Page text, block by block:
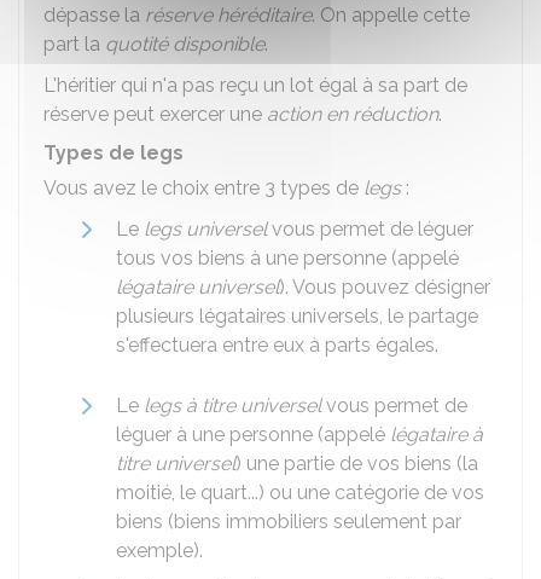
dépasse la réserve héréditaire. On appelle cette
part la quotité disponible.
L'héritier qui n'a pas reçu un lot égal à sa part de
réserve peut exercer une action en réduction.
Types de legs
Vous avez le choix entre 3 types de legs:
Le legs universelvous permet de léguer
tous vos biens à une personne (appelé
légataire universel). Vous pouvez désigner
plusieurs légataires universels, le partage
s'effectuera entre eux à parts égales.
Le legs à titre universelvous permet de
léguer à une personne (appelé légataire à
titre universel) une partie de vos biens (la
moitié, le quart...) ou une catégorie de vos
biens (biens immobiliers seulement par
exemple).